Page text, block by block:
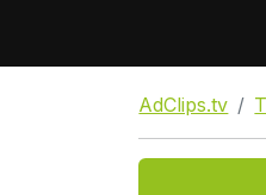
AdClips.tv